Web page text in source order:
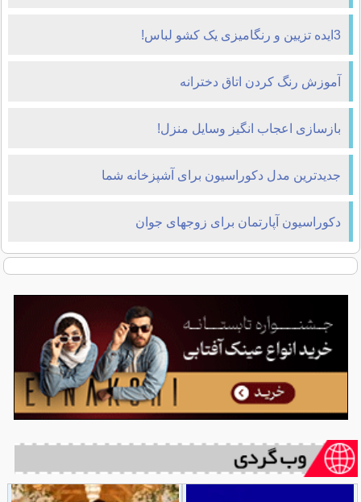
3ایده تزیین و رنگامیزی یک کشو لباس!
آموزش رنگ کردن اتاق دخترانه
بازسازی اعجاب انگیز وسایل منزل!
جدیدترین مدل دکوراسیون برای آشپزخانه شما
دکوراسیون آپارتمان برای زوجهای جوان